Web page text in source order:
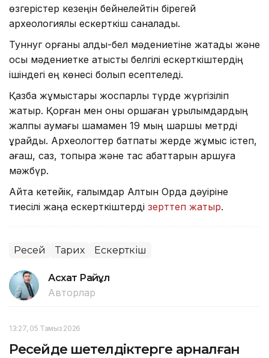
өзгерістер кезеңін бейнелейтін бірегей
археологиялық ескерткіш саналады.
Туннуг қорғаны алды-бел мәдениетіне жатады және
осы мәдениетке қатысты белгілі ескерткіштердің
ішіндегі ең көнесі болып есептеледі.
Қазба жұмыстары жоспарлы түрде жүргізіліп
жатыр. Қорған мен оны қоршаған құрылымдардың
жалпы аумағы шамамен 19 мың шаршы метрді
құрайды. Археологтер батпақты жерде жұмыс істеп,
ағаш, саз, топырақ және тас қабаттарын аршуға
мәжбүр.
Айта кетейік, ғалымдар Алтын Орда дәуіріне
тиесілі жаңа ескерткіштерді зерттеп жатыр.
Ресей Тарих Ескерткіш
Асхат Райқұл
Авторлар
13:27, 05 Тамыз 2026
Ресейде шетелдіктерге арналған